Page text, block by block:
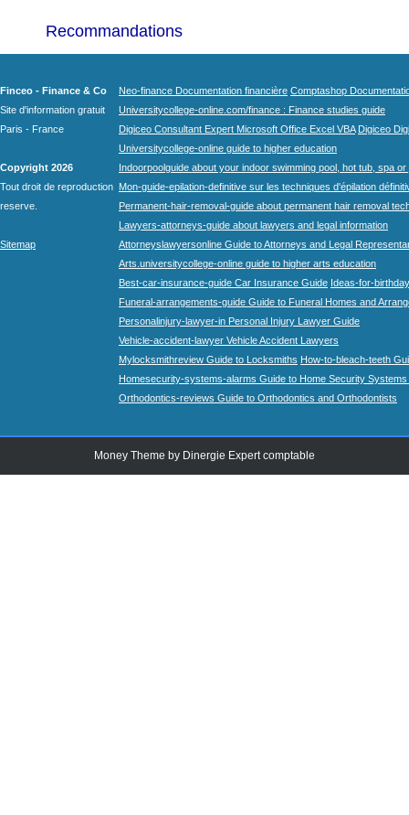
Recommandations
Finceo - Finance & Co
Site d'information gratuit
Paris - France
Copyright 2026
Tout droit de reproduction
reserve.
Sitemap
Neo-finance Documentation financière Comptashop
Universitycollege-online.com/finance : Finance studies guide
Digiceo Consultant Expert Microsoft Office Excel VBA Digiceo
Universitycollege-online guide to higher education
Indoorpoolguide about your indoor swimming pool, hot tub, spa
Mon-guide-epilation-definitive sur les techniques d'épilation
Permanent-hair-removal-guide about permanent hair removal
Lawyers-attorneys-guide about lawyers and legal information
Attorneyslawyersonline Guide to Attorneys and Legal
Arts.universitycollege-online guide to higher arts education
Best-car-insurance-guide Car Insurance Guide Ideas-for-
Funeral-arrangements-guide Guide to Funeral Homes and
Personalinjury-lawyer-in Personal Injury Lawyer Guide
Vehicle-accident-lawyer Vehicle Accident Lawyers
Mylocksmithreview Guide to Locksmiths How-to-bleach-teeth
Homesecurity-systems-alarms Guide to Home Security Systems
Orthodontics-reviews Guide to Orthodontics and Orthodontists
Money Theme by Dinergie Expert comptable